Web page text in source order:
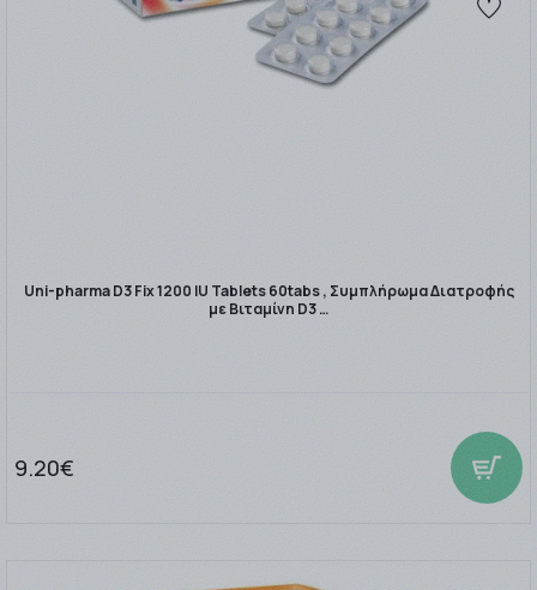
Uni-pharma D3 Fix 1200 IU Tablets 60tabs , Συμπλήρωμα Διατροφής
με Βιταμίνη D3 …
9.20€